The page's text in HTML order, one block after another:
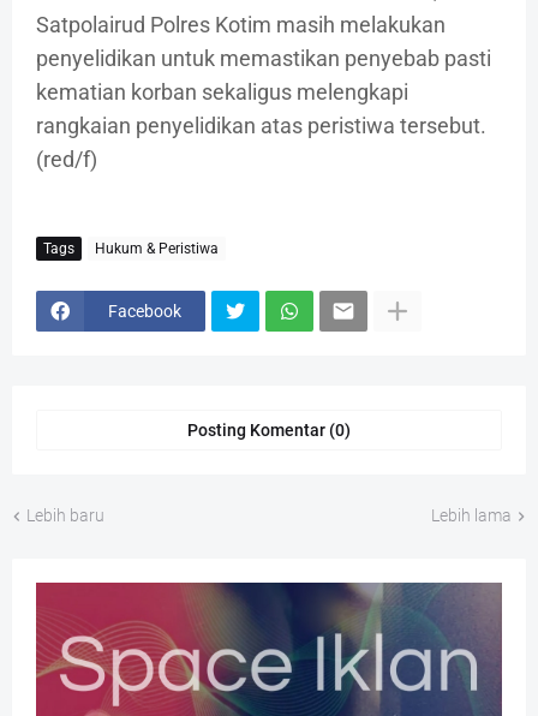
Satpolairud Polres Kotim masih melakukan
penyelidikan untuk memastikan penyebab pasti
kematian korban sekaligus melengkapi
rangkaian penyelidikan atas peristiwa tersebut.
(red/f)
Tags Hukum & Peristiwa
Facebook
Posting Komentar (0)
Lebih baru Lebih lama